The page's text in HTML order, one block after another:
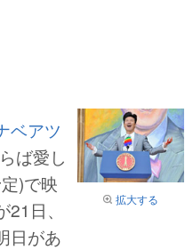
拡大する
ベアツ
ば愛し
)で映
日、
日があ